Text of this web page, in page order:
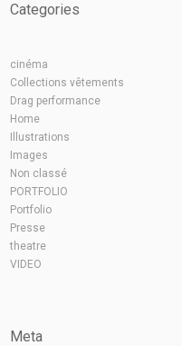
Categories
cinéma
Collections vêtements
Drag performance
Home
Illustrations
Images
Non classé
PORTFOLIO
Portfolio
Presse
theatre
VIDEO
Meta